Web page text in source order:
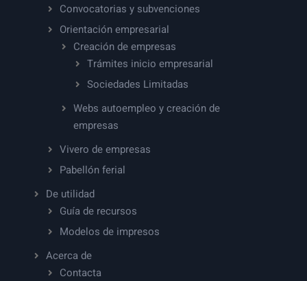
Convocatorias y subvenciones
Orientación empresarial
Creación de empresas
Trámites inicio empresarial
Sociedades Limitadas
Webs autoempleo y creación de
empresas
Vivero de empresas
Pabellón ferial
De utilidad
Guía de recursos
Modelos de impresos
Acerca de
Contacta